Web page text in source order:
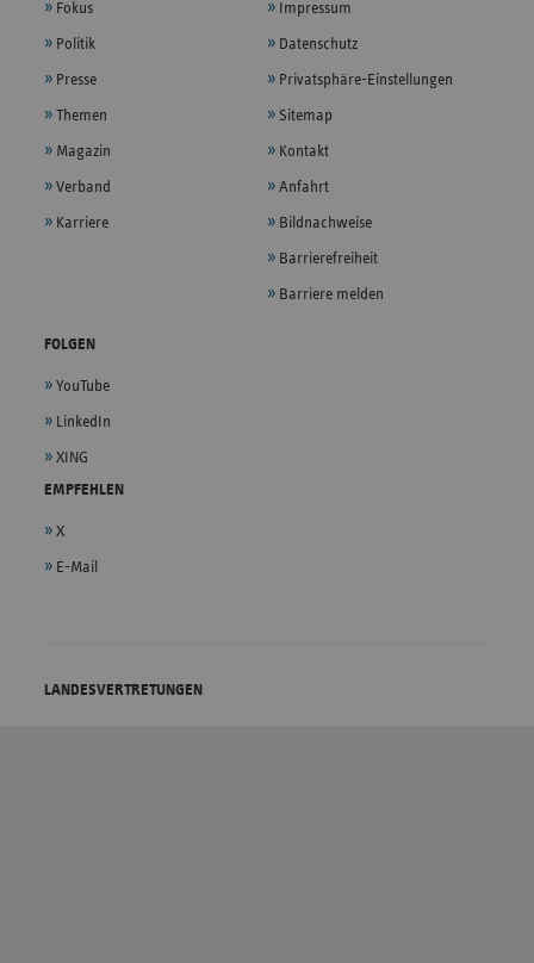
Fokus
Politik
Presse
Themen
Magazin
Verband
Karriere
Impressum
Datenschutz
Privatsphäre-Einstellungen
Sitemap
Kontakt
Anfahrt
Bildnachweise
Barrierefreiheit
Barriere melden
FOLGEN
YouTube
LinkedIn
XING
EMPFEHLEN
X
E-Mail
LANDESVERTRETUNGEN